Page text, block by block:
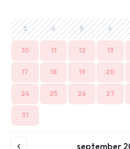
3 4 5 6
10 11 12 13
17 18 19 20
24 25 26 27
31
september